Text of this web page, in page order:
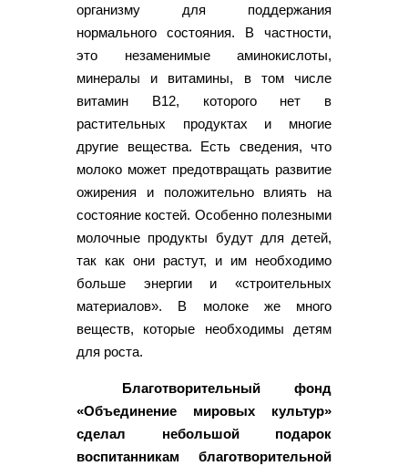
организму для поддержания
нормального состояния. В частности,
это незаменимые аминокислоты,
минералы и витамины, в том числе
витамин В12, которого нет в
растительных продуктах и многие
другие вещества. Есть сведения, что
молоко может предотвращать развитие
ожирения и положительно влиять на
состояние костей. Особенно полезными
молочные продукты будут для детей,
так как они растут, и им необходимо
больше энергии и «строительных
материалов». В молоке же много
веществ, которые необходимы детям
для роста.
Благотворительный фонд
«Объединение мировых культур»
сделал небольшой подарок
воспитанникам благотворительной